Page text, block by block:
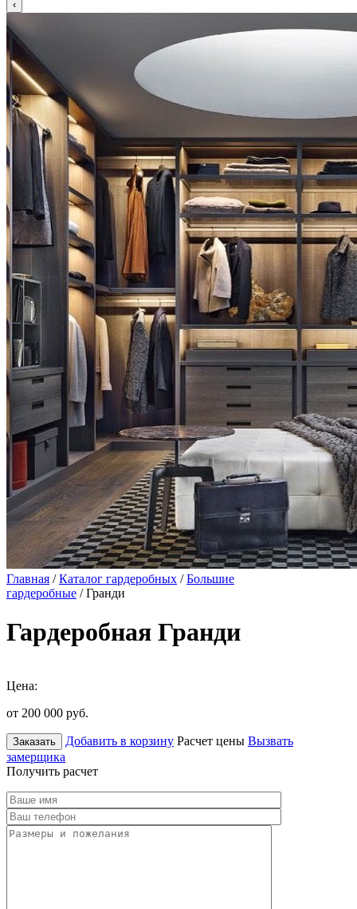
Главная /Каталог гардеробных /Большие
гардеробные / Гранди
Гардеробная Гранди
Цена:
от 200 000 руб.
Заказать Добавить в корзину Расчет цены Вызвать
замерщика
Получить расчет